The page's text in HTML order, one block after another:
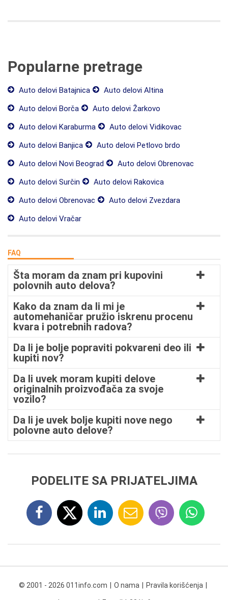
Popularne pretrage
Auto delovi Batajnica
Auto delovi Altina
Auto delovi Borča
Auto delovi Žarkovo
Auto delovi Karaburma
Auto delovi Vidikovac
Auto delovi Banjica
Auto delovi Petlovo brdo
Auto delovi Novi Beograd
Auto delovi Obrenovac
Auto delovi Surčin
Auto delovi Rakovica
Auto delovi Obrenovac
Auto delovi Zvezdara
Auto delovi Vračar
FAQ
Šta moram da znam pri kupovini
polovnih auto delova?
Kako da znam da li mi je
automehaničar pružio iskrenu procenu
kvara i potrebnih radova?
Da li je bolje popraviti pokvareni deo ili
kupiti nov?
Da li uvek moram kupiti delove
originalnih proizvođača za svoje
vozilo?
Da li je uvek bolje kupiti nove nego
polovne auto delove?
PODELITE SA PRIJATELJIMA
© 2001 - 2026 011info.com O nama Pravila korišćenja